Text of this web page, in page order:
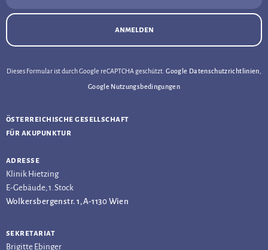
anmelden
Dieses Formular ist durch Google reCAPTCHA geschützt.Google Datenschutzrichtlinien
Google Nutzungsbedingungen
österreichische gesellschaft
für akupunktur
adresse
Klinik Hietzing
E-Gebäude, 1. Stock
Wolkersbergenstr. 1, A-1130 Wien
sekretariat
Brigitte Ebinger